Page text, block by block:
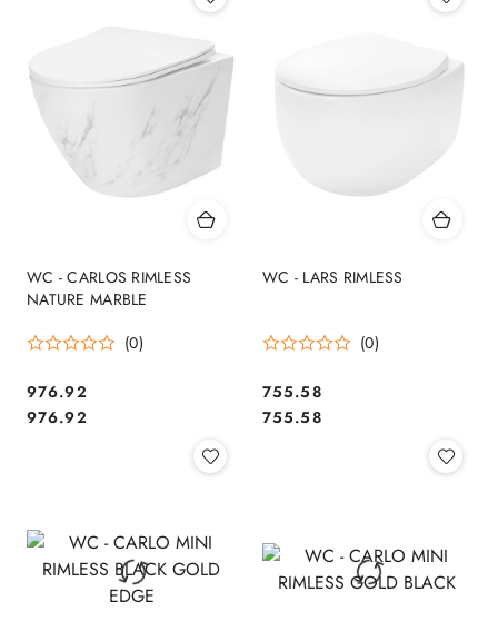
WC - CARLOS RIMLESS
NATURE MARBLE
(0)
Cena:
976.92
Cena:
976.92
WC - LARS RIMLESS
(0)
Cena:
755.58
Cena:
755.58